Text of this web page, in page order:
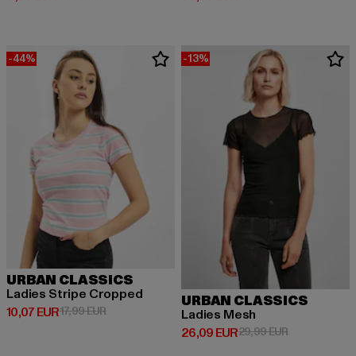
-44%
URBAN CLASSICS
Ladies Stripe Cropped
10,07 EUR
Derzeitiger Preis: 10,07 EUR
17,99 EURAktionspreis: 17,99 EUR
-13%
URBAN CLASSICS
Ladies Mesh
26,09 EUR
Derzeitiger Preis: 26,09 EUR
29,99 EURAktionspreis: